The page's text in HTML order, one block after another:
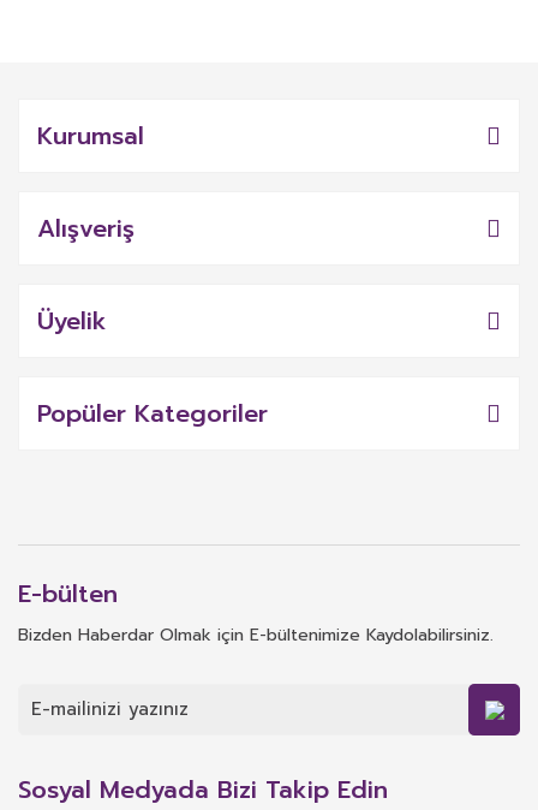
Kurumsal
Alışveriş
Üyelik
Popüler Kategoriler
E-bülten
Bizden Haberdar Olmak için E-bültenimize Kaydolabilirsiniz.
Sosyal Medyada Bizi Takip Edin